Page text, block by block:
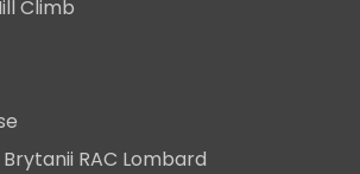
Climb
Brytanii RAC Lombard